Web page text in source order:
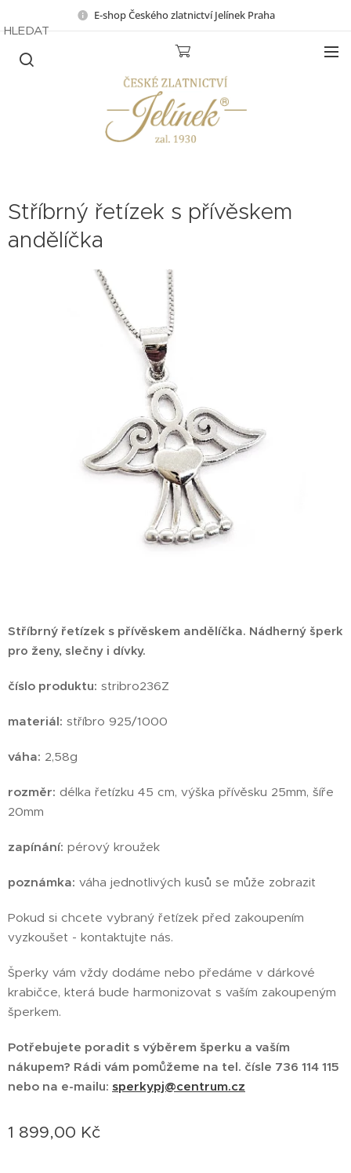
E-shop Českého zlatnictví Jelínek Praha
HLEDAT
Stříbrný řetízek s přívěskem
andělíčka
Stříbrný řetízek s přívěskem andělíčka. Nádherný šperk
pro ženy, slečny i dívky.
číslo produktu: stribro236Z
materiál: stříbro 925/1000
váha: 2,58g
rozměr: délka řetízku 45 cm, výška přívěsku 25mm, šíře
20mm
zapínání: pérový kroužek
poznámka: váha jednotlivých kusů se může zobrazit
Pokud si chcete vybraný řetízek před zakoupením
vyzkoušet - kontaktujte nás.
Šperky vám vždy dodáme nebo předáme v dárkové
krabičce, která bude harmonizovat s vaším zakoupeným
šperkem.
Potřebujete poradit s výběrem šperku a vaším
nákupem? Rádi vám pomůžeme na tel. čísle 736 114 115
nebo na e-mailu: sperkypj@centrum.cz
1 899,00 Kč